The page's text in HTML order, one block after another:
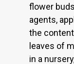
flower
agents,
the
leaves of
in a